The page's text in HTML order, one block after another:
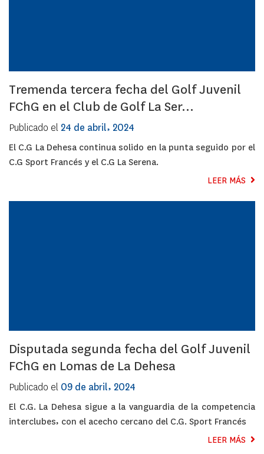
Tremenda tercera fecha del Golf Juvenil
FChG en el Club de Golf La Ser...
Publicado el 24 de abril, 2024
El C.G La Dehesa continua solido en la punta seguido por el
C.G Sport Francés y el C.G La Serena.
LEER MÁS
Disputada segunda fecha del Golf Juvenil
FChG en Lomas de La Dehesa
Publicado el 09 de abril, 2024
El C.G. La Dehesa sigue a la vanguardia de la competencia
interclubes, con el acecho cercano del C.G. Sport Francés
LEER MÁS